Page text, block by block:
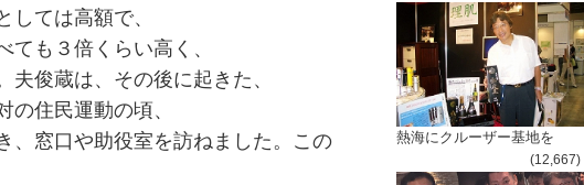
しては高額で、
ても３倍くらい高く、
俊蔵は、その後に起きた、
の住民運動の頃、
、窓口や助役室を訪ねました。この
熱海にクルーザー基地を
(12,667)